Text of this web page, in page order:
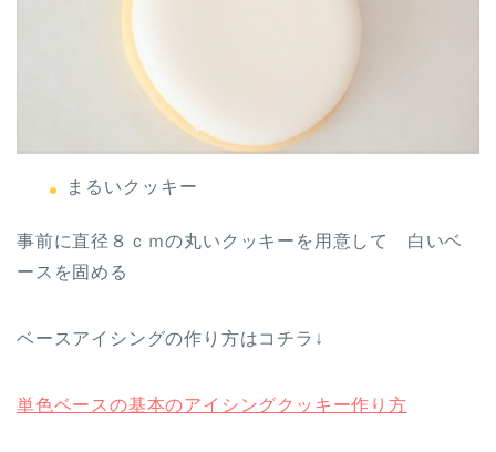
まるいクッキー
事前に直径８ｃｍの丸いクッキーを用意して 白いベ
ースを固める
ベースアイシングの作り方はコチラ↓
単色ベースの基本のアイシングクッキー作り方